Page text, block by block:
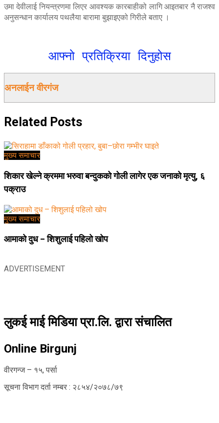
उमा देवीलाई नियन्त्रणमा लिएर आवश्यक कारबाहीको लागि आइतबार नै राजश्व
अनुसन्धान कार्यालय पथलैया बारामा बुझाइएको गिरीले बताए ।
आफ्नो प्रतिक्रिया दिनुहोस
अनलाईन वीरगंज
Related Posts
मुख्य समाचार
शिकार खेल्ने क्रममा भरुवा बन्दुकको गोली लागेर एक जनाको मृत्यु, ६
पक्राउ
मुख्य समाचार
आमाको दुध – शिशुलाई पहिलो खोप
ADVERTISEMENT
लुकई माई मिडिया प्रा.लि. द्वारा संचालित
Online Birgunj
वीरगन्ज – १५, पर्सा
सूचना विभाग दर्ता नम्बर : २८५४/२०७८/७९